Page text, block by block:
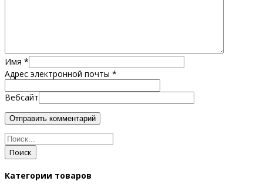
Имя *
Адрес электронной почты *
Вебсайт
Поиск
Категории товаров